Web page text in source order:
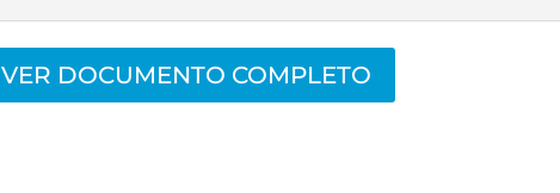
VER DOCUMENTO COMPLETO